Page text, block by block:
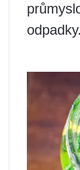
odpadky.